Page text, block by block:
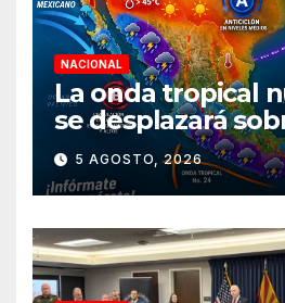
NACIONAL
La onda tropical
se desplazará
territorio nacional
5 AGOSTO, 2026